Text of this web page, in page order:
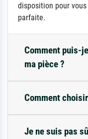
disposition pour
parfaite.
Comment puis-
ma pièce ?
Comment
Je ne suis pas